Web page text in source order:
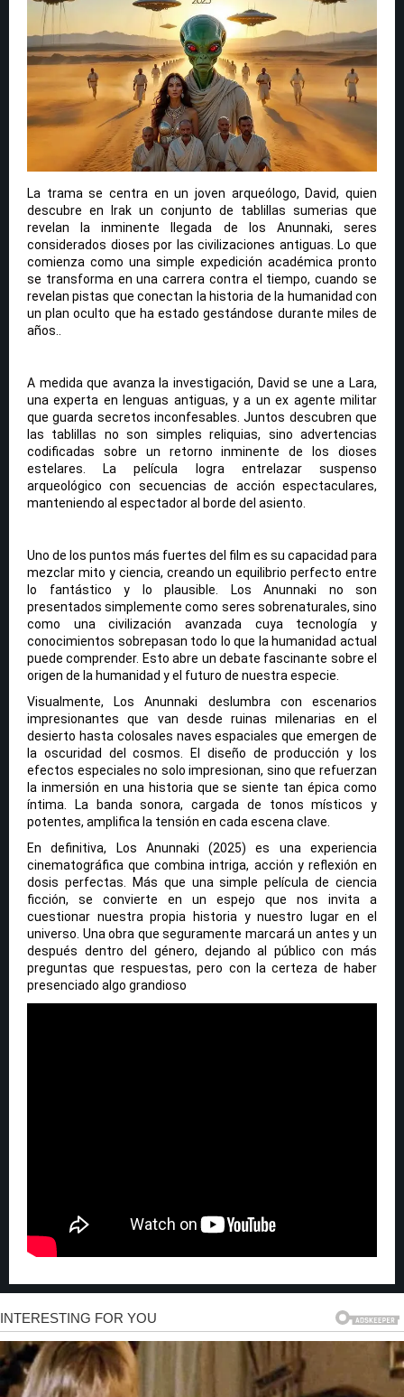
La trama se centra en un joven arqueólogo, David, quien
descubre en Irak un conjunto de tablillas sumerias que
revelan la inminente llegada de los Anunnaki, seres
considerados dioses por las civilizaciones antiguas. Lo que
comienza como una simple expedición académica pronto
se transforma en una carrera contra el tiempo, cuando se
revelan pistas que conectan la historia de la humanidad con
un plan oculto que ha estado gestándose durante miles de
años..
A medida que avanza la investigación, David se une a Lara,
una experta en lenguas antiguas, y a un ex agente militar
que guarda secretos inconfesables. Juntos descubren que
las tablillas no son simples reliquias, sino advertencias
codificadas sobre un retorno inminente de los dioses
estelares. La película logra entrelazar suspenso
arqueológico con secuencias de acción espectaculares,
manteniendo al espectador al borde del asiento.
Uno de los puntos más fuertes del film es su capacidad para
mezclar mito y ciencia, creando un equilibrio perfecto entre
lo fantástico y lo plausible. Los Anunnaki no son
presentados simplemente como seres sobrenaturales, sino
como una civilización avanzada cuya tecnología y
conocimientos sobrepasan todo lo que la humanidad actual
puede comprender. Esto abre un debate fascinante sobre el
origen de la humanidad y el futuro de nuestra especie.
Visualmente, Los Anunnaki deslumbra con escenarios
impresionantes que van desde ruinas milenarias en el
desierto hasta colosales naves espaciales que emergen de
la oscuridad del cosmos. El diseño de producción y los
efectos especiales no solo impresionan, sino que refuerzan
la inmersión en una historia que se siente tan épica como
íntima. La banda sonora, cargada de tonos místicos y
potentes, amplifica la tensión en cada escena clave.
En definitiva, Los Anunnaki (2025) es una experiencia
cinematográfica que combina intriga, acción y reflexión en
dosis perfectas. Más que una simple película de ciencia
ficción, se convierte en un espejo que nos invita a
cuestionar nuestra propia historia y nuestro lugar en el
universo. Una obra que seguramente marcará un antes y un
después dentro del género, dejando al público con más
preguntas que respuestas, pero con la certeza de haber
presenciado algo grandioso